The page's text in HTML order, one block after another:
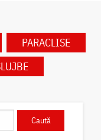
PARACLISE